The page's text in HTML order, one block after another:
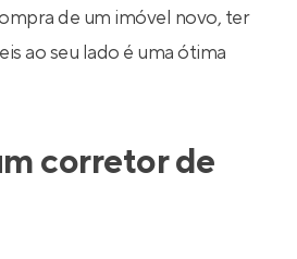
de um imóvel novo, ter
ao seu lado é uma ótima
corretor de